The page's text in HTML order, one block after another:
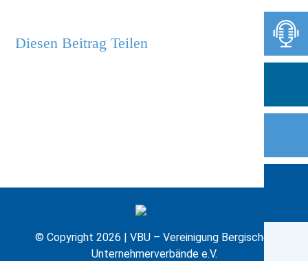
Diesen Beitrag Teilen
© Copyright 2026 | VBU – Vereinigung Bergischer
Unternehmerverbände e.V.